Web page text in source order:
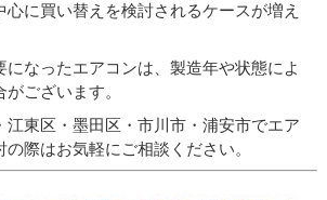
心に買い替えを検討されるケースが増え
になったエアコンは、製造年や状態によ
ございます。
江東区・墨田区・市川市・浦安市でエア
際はお気軽にご相談ください。